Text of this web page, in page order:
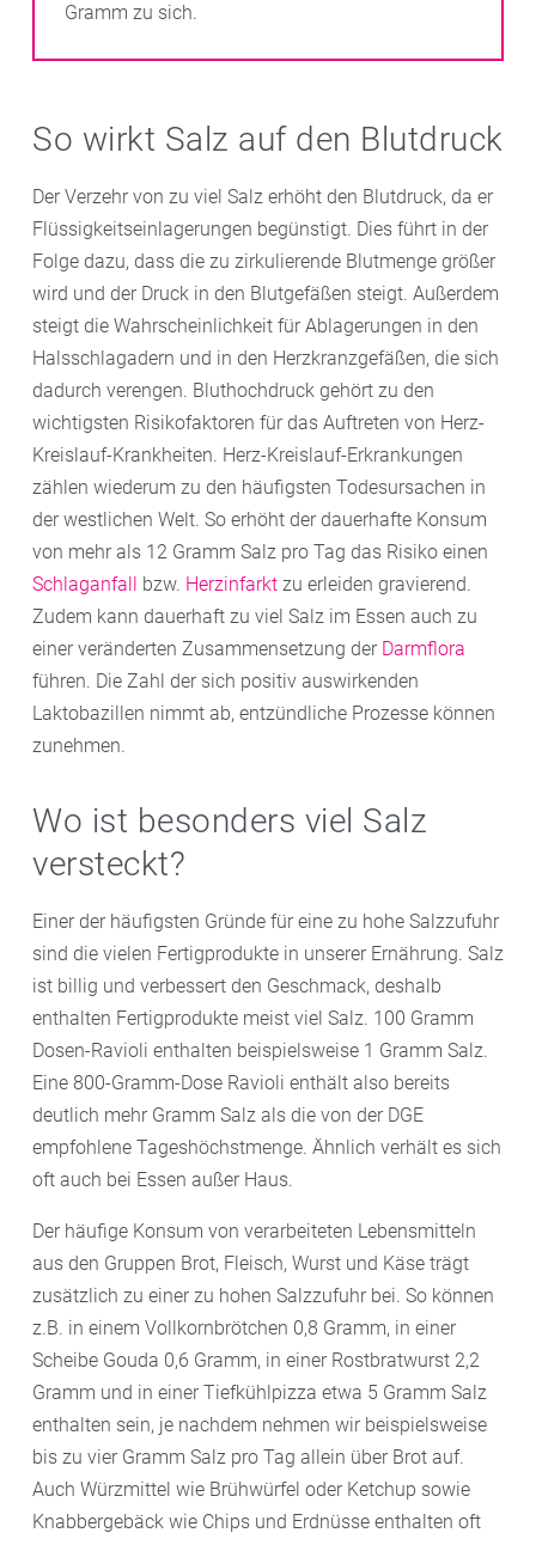
Gramm zu sich.
So wirkt Salz auf den Blutdruck
Der Verzehr von zu viel Salz erhöht den Blutdruck, da er
Flüssigkeitseinlagerungen begünstigt. Dies führt in der
Folge dazu, dass die zu zirkulierende Blutmenge größer
wird und der Druck in den Blutgefäßen steigt. Außerdem
steigt die Wahrscheinlichkeit für Ablagerungen in den
Halsschlagadern und in den Herzkranzgefäßen, die sich
dadurch verengen. Bluthochdruck gehört zu den
wichtigsten Risikofaktoren für das Auftreten von Herz-
Kreislauf-Krankheiten. Herz-Kreislauf-Erkrankungen
zählen wiederum zu den häufigsten Todesursachen in
der westlichen Welt. So erhöht der dauerhafte Konsum
von mehr als 12 Gramm Salz pro Tag das Risiko einen
Schlaganfall bzw. Herzinfarkt zu erleiden gravierend.
Zudem kann dauerhaft zu viel Salz im Essen auch zu
einer veränderten Zusammensetzung der Darmflora
führen. Die Zahl der sich positiv auswirkenden
Laktobazillen nimmt ab, entzündliche Prozesse können
zunehmen.
Wo ist besonders viel Salz
versteckt?
Einer der häufigsten Gründe für eine zu hohe Salzzufuhr
sind die vielen Fertigprodukte in unserer Ernährung. Salz
ist billig und verbessert den Geschmack, deshalb
enthalten Fertigprodukte meist viel Salz. 100 Gramm
Dosen-Ravioli enthalten beispielsweise 1 Gramm Salz.
Eine 800-Gramm-Dose Ravioli enthält also bereits
deutlich mehr Gramm Salz als die von der DGE
empfohlene Tageshöchstmenge. Ähnlich verhält es sich
oft auch bei Essen außer Haus.
Der häufige Konsum von verarbeiteten Lebensmitteln
aus den Gruppen Brot, Fleisch, Wurst und Käse trägt
zusätzlich zu einer zu hohen Salzzufuhr bei. So können
z.B. in einem Vollkornbrötchen 0,8 Gramm, in einer
Scheibe Gouda 0,6 Gramm, in einer Rostbratwurst 2,2
Gramm und in einer Tiefkühlpizza etwa 5 Gramm Salz
enthalten sein, je nachdem nehmen wir beispielsweise
bis zu vier Gramm Salz pro Tag allein über Brot auf.
Auch Würzmittel wie Brühwürfel oder Ketchup sowie
Knabbergebäck wie Chips und Erdnüsse enthalten oft